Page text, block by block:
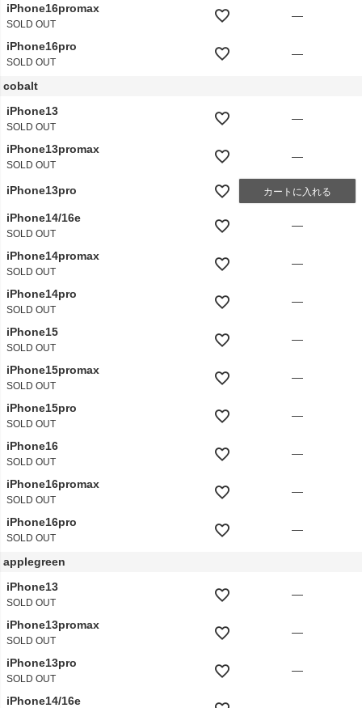
iPhone16promax
SOLD OUT
—
iPhone16pro
SOLD OUT
—
cobalt
iPhone13
SOLD OUT
—
iPhone13promax
SOLD OUT
—
iPhone13pro カートに入れる
iPhone14/16e
SOLD OUT
—
iPhone14promax
SOLD OUT
—
iPhone14pro
SOLD OUT
—
iPhone15
SOLD OUT
—
iPhone15promax
SOLD OUT
—
iPhone15pro
SOLD OUT
—
iPhone16
SOLD OUT
—
iPhone16promax
SOLD OUT
—
iPhone16pro
SOLD OUT
—
applegreen
iPhone13
SOLD OUT
—
iPhone13promax
SOLD OUT
—
iPhone13pro
SOLD OUT
—
iPhone14/16e